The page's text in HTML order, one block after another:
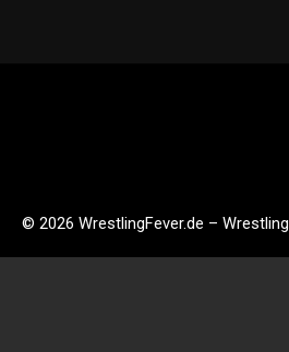
© 2026 WrestlingFever.de –